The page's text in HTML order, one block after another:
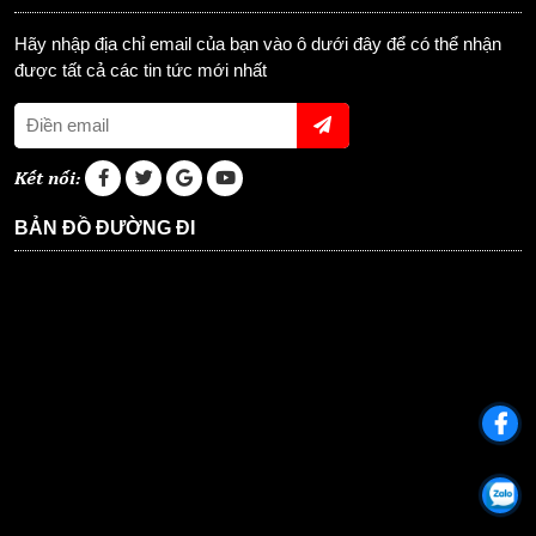
Hãy nhập địa chỉ email của bạn vào ô dưới đây để có thể nhận
được tất cả các tin tức mới nhất
Kết nối:
BẢN ĐỒ ĐƯỜNG ĐI